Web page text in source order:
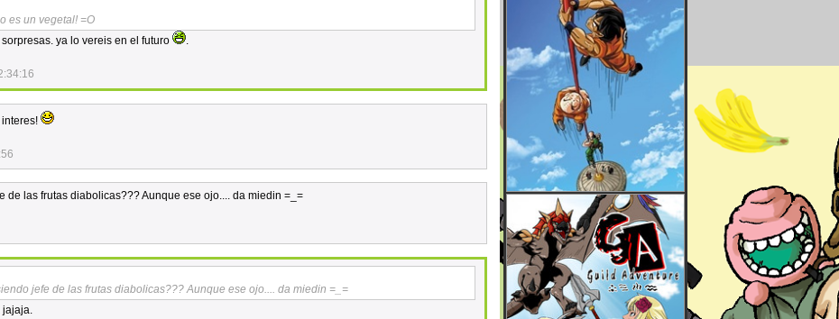
es un vegetal! =O
ya lo vereis en el futuro
.
de las frutas diabolicas??? Aunque ese ojo.... da miedin =_=
jefe de las frutas diabolicas??? Aunque ese ojo.... da miedin =_=
jajaja.